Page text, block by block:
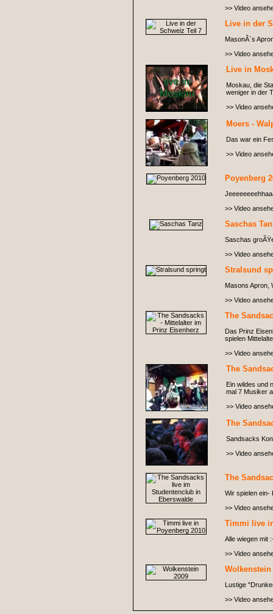
>> Video
Live in der
MasonÂ´s
>> Video
Live in
Moskau, die
weniger in der
>> Video
Moers -
Das war ein
>> Video
Poyenberg
>> Video
Saschas
Saschas
>> Video
Stralsund
Masons Apron,
>> Video
The
Das Prinz
spielen
>> Video
The
Ein wildes und
mal 7 Musiker
>> Video
The
Sandsacks
>> Video
The
Wir spielen ein-
>> Video
Timmi live
Alle wiegen mit
>> Video
Wolkenstein
Lustige
>> Video